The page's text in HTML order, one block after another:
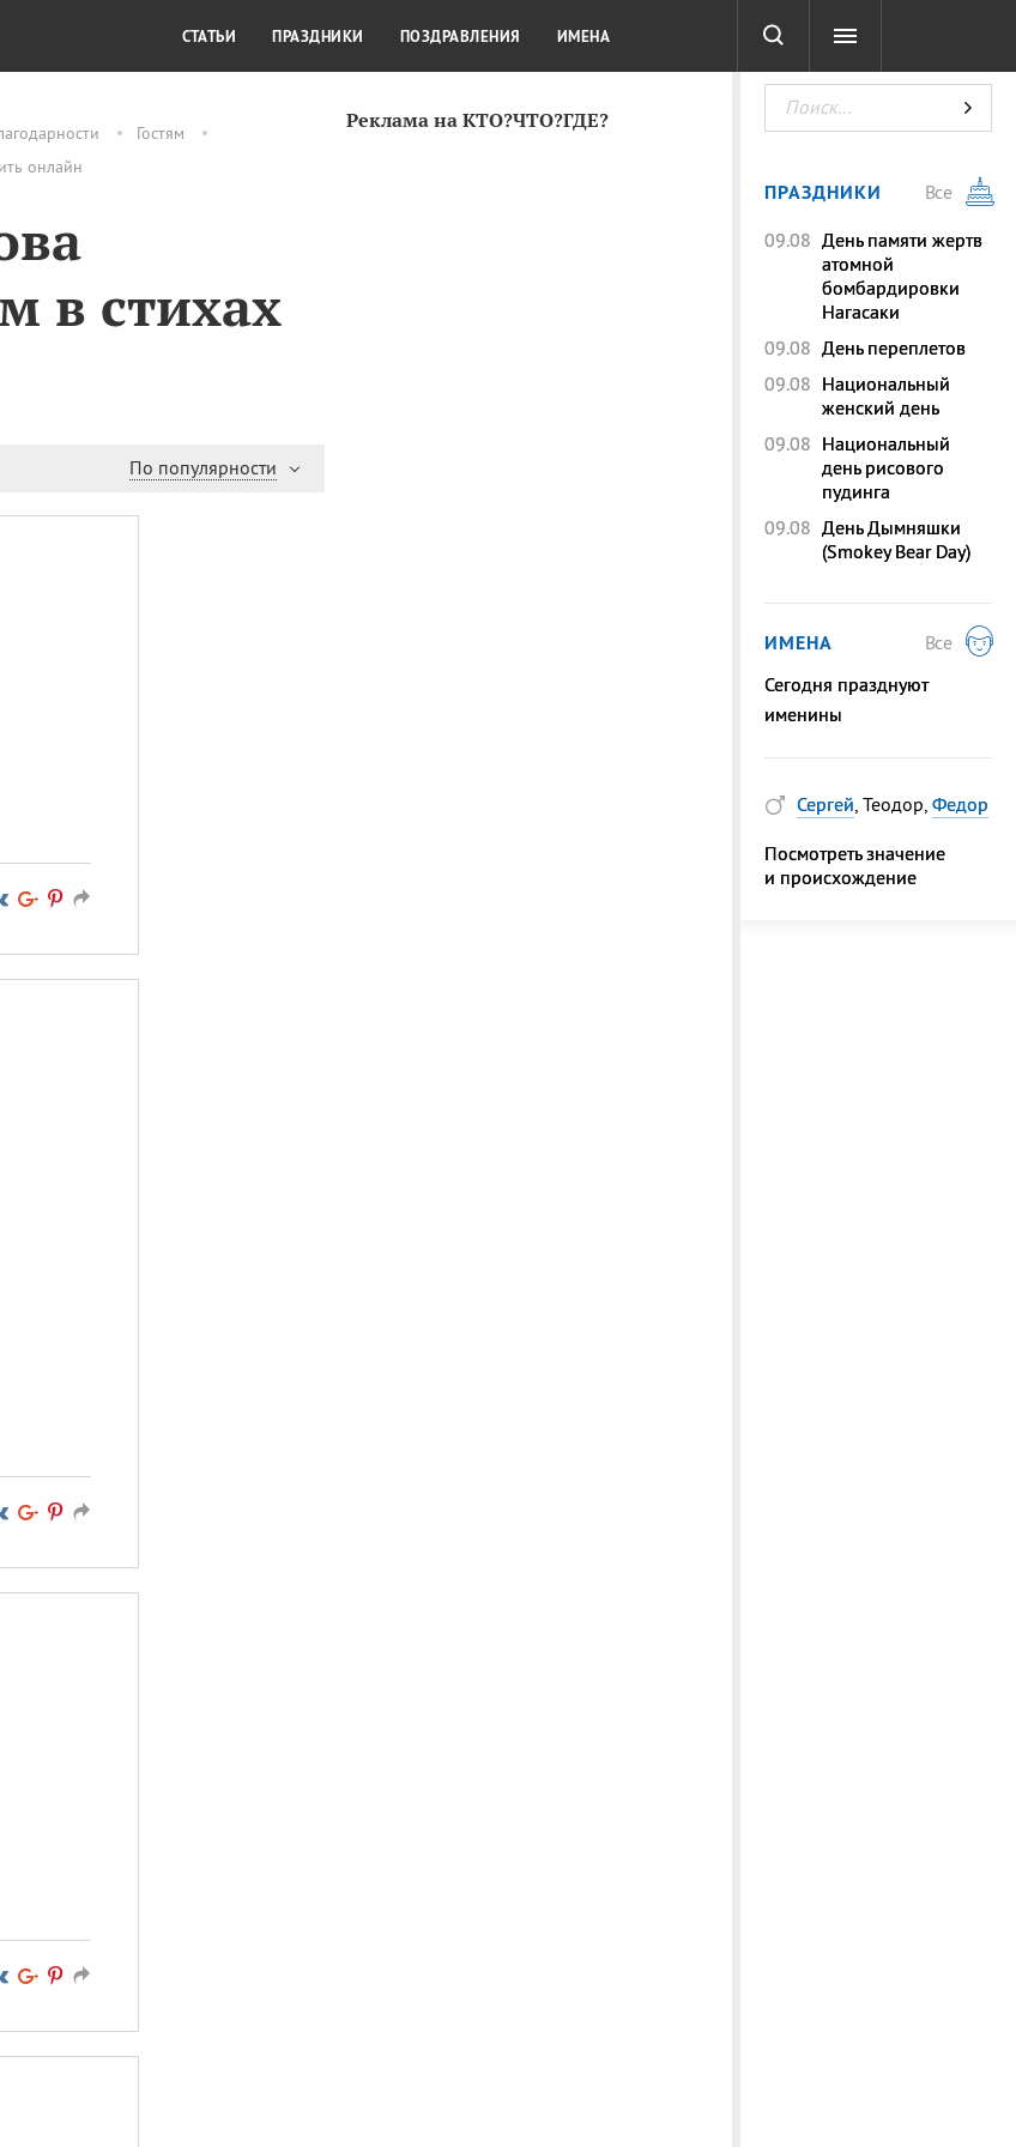
Гостям
онлайн
в стихах
По популярности
Реклама на КТО?ЧТО?ГДЕ?
КУЛЬТУРА КРАСОТА ТЕСТЫ
СТАТЬИ ПРАЗДНИКИ ПОЗДРАВЛЕНИЯ ИМЕНА
ПРАЗДНИКИ
Все
09.08 День памяти жертв
атомной
бомбардировки
Нагасаки
09.08 День переплетов
09.08 Национальный
женский день
09.08 Национальный
день рисового
пудинга
09.08 День Дымняшки
(Smokey Bear Day)
ИМЕНА
Все
Сегодня празднуют
именины
Сергей, Теодор, Федор
Посмотреть значение
и происхождение